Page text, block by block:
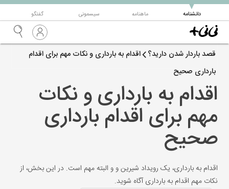
دانشنامه
▼ ماهنامه سیسمونی گفتگو
قصد باردار شدن دارید؟
اقدام به بارداری و نکات مهم برای اقدام
بارداری صحیح
اقدام به بارداری و نکات
مهم برای اقدام بارداری
صحیح
اقدام به بارداری، یک رویداد شیرین و و البته مهم است. در این بخش، از
نکات مهم اقدام به بارداری آگاه شوید.